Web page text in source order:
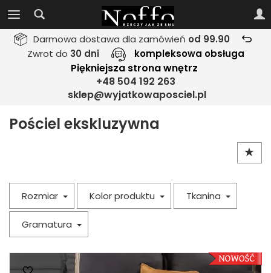
Darmowa dostawa dla zamówień od 99.90
Zwrot do 30 dni kompleksowa obsługa
Piękniejsza strona wnętrz
+48 504 192 263
sklep@wyjatkowaposciel.pl
Pościel ekskluzywna
Rozmiar Kolor produktu Tkanina
Gramatura